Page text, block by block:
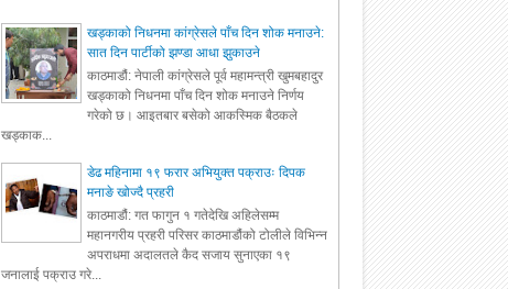
खड्काको निधनमा कांग्रेसले पाँच दिन शोक मनाउने:
सात दिन पार्टीको झण्डा आधा झुकाउने
काठमाडौं: नेपाली कांग्रेसले पूर्व महामन्त्री खुमबहादुर
खड्काको निधनमा पाँच दिन शोक मनाउने निर्णय
गरेको छ। आइतबार बसेको आकस्मिक बैठकले
खड्काक...
डेढ महिनामा १९ फरार अभियुक्त पक्राउः दिपक
मनाङे खोज्दै प्रहरी
काठमाडौं: गत फागुन १ गतेदेखि अहिलेसम्म
महानगरीय प्रहरी परिसर काठमाडौंको टोलीले विभिन्न
अपराधमा अदालतले कैद सजाय सुनाएका १९
जनालाई पक्राउ गरे...